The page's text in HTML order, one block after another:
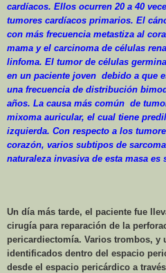
cardíacos. Ellos ocurren 20 a 40
tumores cardíacos primarios. El
con más frecuencia metastiza al
mama y el carcinoma de células
linfoma. El tumor de células
en un paciente joven debido a que
una frecuencia de distribución
años. La causa más común de
mixoma auricular, el cual tiene
izquierda. Con respecto a los
corazón, varios subtipos de
naturaleza invasiva de esta masa
Un día más tarde, el paciente fue
cirugía para reparación de la
pericardiectomía. Varios trombos, y
identificados dentro del espacio
desde el espacio pericárdico a